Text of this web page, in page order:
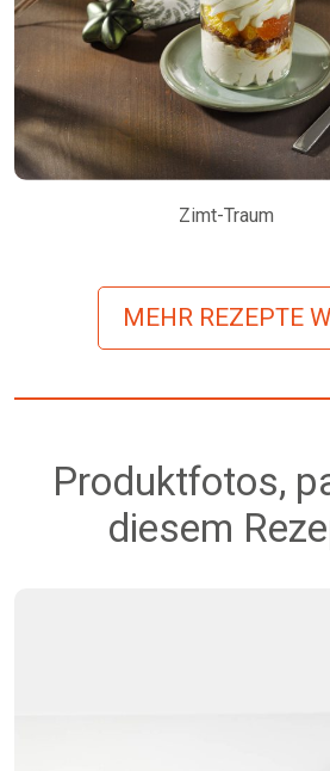
Zimt-Traum
MEHR REZEPTE
Produktfotos,
diesem